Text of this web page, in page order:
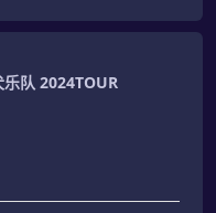
乐队 2024TOUR